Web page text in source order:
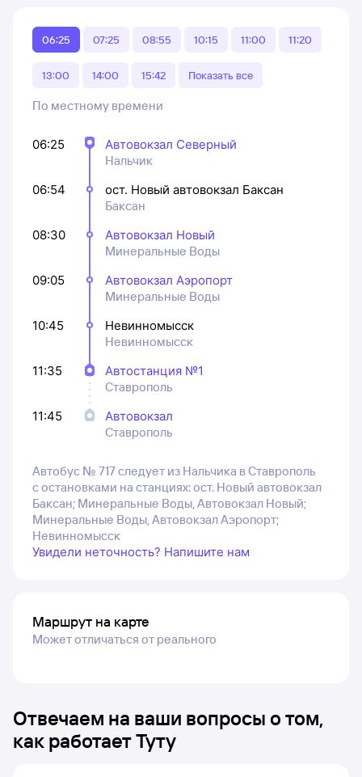
06:25 07:25 08:55 10:15 11:00 11:20
13:00 14:00 15:42 Показать все
По местному времени
06:25
Автовокзал Северный
Нальчик
06:54
ост. Новый автовокзал Баксан
Баксан
08:30
Автовокзал Новый
Минеральные Воды
09:05
Автовокзал Аэропорт
Минеральные Воды
10:45
Невинномысск
Невинномысск
11:35
Автостанция №1
Ставрополь
11:45
Автовокзал
Ставрополь
Автобус № 717 следует из Нальчика в Ставрополь
с остановками на станциях: ост. Новый автовокзал
Баксан; Минеральные Воды, Автовокзал Новый;
Минеральные Воды, Автовокзал Аэропорт;
Невинномысск
Увидели неточность? Напишите нам
Маршрут на карте
Может отличаться от реального
Отвечаем на ваши вопросы о том,
как работает Туту